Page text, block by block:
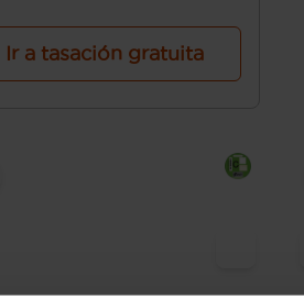
Ir a tasación gratuita